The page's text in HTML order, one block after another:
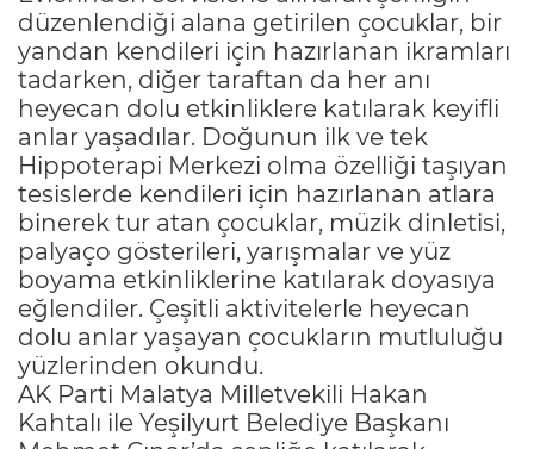
düzenlendiği alana getirilen çocuklar, bir
yandan kendileri için hazırlanan ikramları
tadarken, diğer taraftan da her anı
heyecan dolu etkinliklere katılarak keyifli
anlar yaşadılar. Doğunun ilk ve tek
Hippoterapi Merkezi olma özelliği taşıyan
tesislerde kendileri için hazırlanan atlara
binerek tur atan çocuklar, müzik dinletisi,
palyaço gösterileri, yarışmalar ve yüz
boyama etkinliklerine katılarak doyasıya
eğlendiler. Çeşitli aktivitelerle heyecan
dolu anlar yaşayan çocukların mutluluğu
yüzlerinden okundu.
AK Parti Malatya Milletvekili Hakan
Kahtalı ile Yeşilyurt Belediye Başkanı